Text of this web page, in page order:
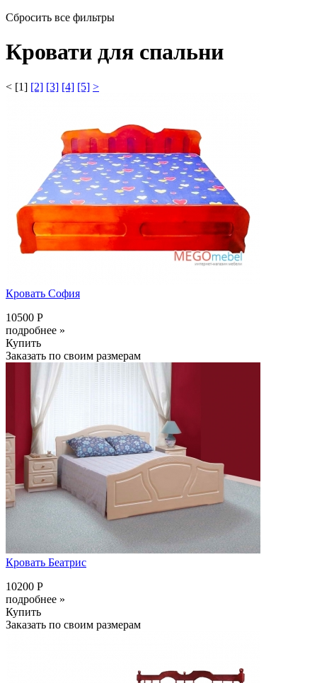
Сбросить все фильтры
Кровати для спальни
< [1] [2] [3] [4] [5] >
Кровать София
10500 Р
подробнее »
Купить
Заказать по своим размерам
Кровать Беатрис
10200 Р
подробнее »
Купить
Заказать по своим размерам